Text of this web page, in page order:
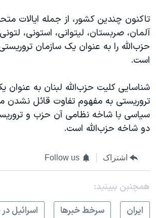
تاکنون چندین کشور، از جمله ایالات
آلمان، صربستان، لیتوانی، استونی،
حزب‌الله را به عنوان یک سازمان
است.
شناسایی کلیت حزب‌الله لبنان به عنوان
تروریستی به مفهوم تفاوت قائل نشدن
سیاسی با شاخه نظامی آن حزب و
دو شاخه حزب‌الله است.
اشتراک Follow us
همچنبن ببینید:
ايران
سرخط خبرها اسرائیل